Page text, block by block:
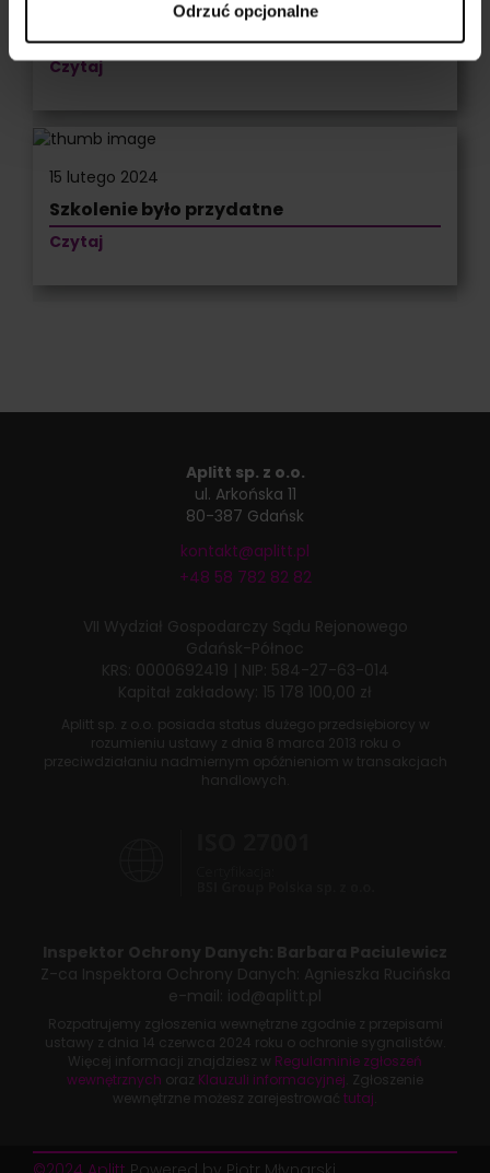
Odrzuć opcjonalne
Nie mam żadnych wątpliwości
Czytaj
15 lutego 2024
Szkolenie było przydatne
Czytaj
Aplitt sp. z o.o.
ul. Arkońska 11
80-387 Gdańsk
kontakt@aplitt.pl
+48 58 782 82 82
VII Wydział Gospodarczy Sądu Rejonowego
Gdańsk-Północ
KRS: 0000692419 | NIP: 584-27-63-014
Kapitał zakładowy: 15 178 100,00 zł
Aplitt sp. z o.o. posiada status dużego przedsiębiorcy w
rozumieniu ustawy z dnia 8 marca 2013 roku o
przeciwdziałaniu nadmiernym opóźnieniom w transakcjach
handlowych.
Inspektor Ochrony Danych: Barbara Paciulewicz
Z-ca Inspektora Ochrony Danych: Agnieszka Rucińska
e-mail: iod@aplitt.pl
Rozpatrujemy zgłoszenia wewnętrzne zgodnie z przepisami
ustawy z dnia 14 czerwca 2024 roku o ochronie sygnalistów.
Więcej informacji znajdziesz w Regulaminie zgłoszeń
wewnętrznych oraz Klauzuli informacyjnej . Zgłoszenie
wewnętrzne możesz zarejestrować tutaj